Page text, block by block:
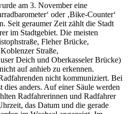
am 3. November eine
oder ‚Bike-Counter‘
Seit geraumer Zeit zählt die Stadt
im Stadtgebiet. Die meisten
Fleher Brücke,
Straße,
Deich und Oberkasseler Brücke)
auf anhieb zu erkennen.
nicht kommuniziert. Bei
dies anders. Auf einer Säule werden
Radfahrerinnen und Radfahrer
das Datum und die gerade